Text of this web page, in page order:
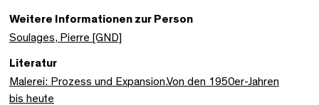
Weitere Informationen zur Person
Soulages, Pierre [GND]
Literatur
Malerei: Prozess und Expansion.Von den 1950er-Jahren
bis heute